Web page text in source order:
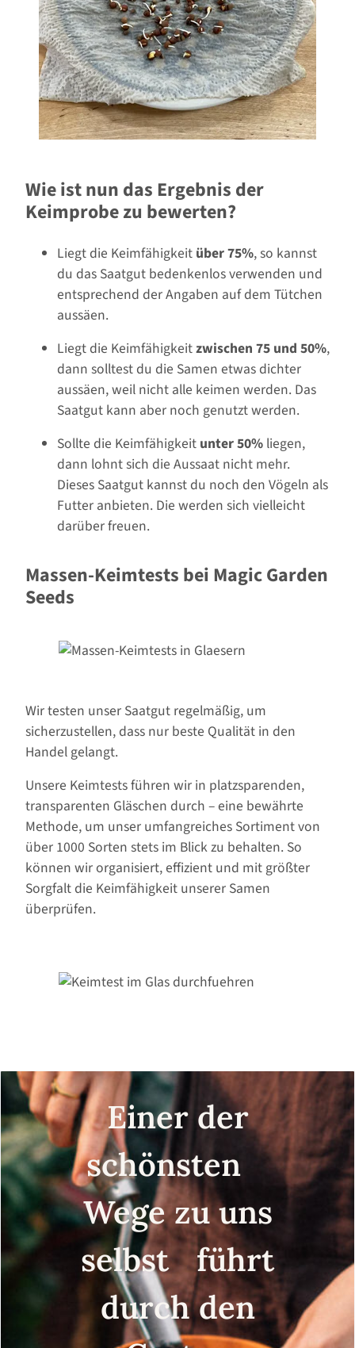
Wie ist nun das Ergebnis der
Keimprobe zu bewerten?
Liegt die Keimfähigkeit über 75%, so kannst
du das Saatgut bedenkenlos verwenden und
entsprechend der Angaben auf dem Tütchen
aussäen.
Liegt die Keimfähigkeitzwischen 75 und 50%,
dann solltest du die Samen etwas dichter
aussäen, weil nicht alle keimen werden. Das
Saatgut kann aber noch genutzt werden.
Sollte die Keimfähigkeit unter 50% liegen,
dann lohnt sich die Aussaat nicht mehr.
Dieses Saatgut kannst du noch den Vögeln als
Futter anbieten. Die werden sich vielleicht
darüber freuen.
Massen-Keimtests bei Magic Garden
Seeds
Wir testen unser Saatgut regelmäßig, um
sicherzustellen, dass nur beste Qualität in den
Handel gelangt.
Unsere Keimtests führen wir in platzsparenden,
transparenten Gläschen durch – eine bewährte
Methode, um unser umfangreiches Sortiment von
über 1000 Sorten stets im Blick zu behalten. So
können wir organisiert, effizient und mit größter
Sorgfalt die Keimfähigkeit unserer Samen
überprüfen.
Einer der
schönsten
Wege zu uns
selbst führt
durch den